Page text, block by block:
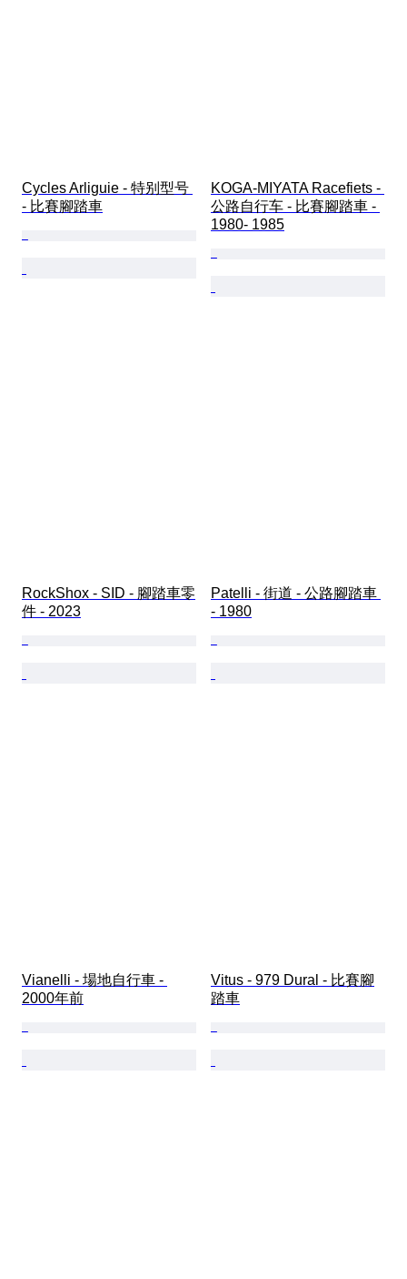
Cycles Arliguie - 特别型号
- 比賽腳踏車
KOGA-MIYATA Racefiets -
公路自行车 - 比賽腳踏車 -
1980- 1985
RockShox - SID - 腳踏車零
件 - 2023
Patelli - 街道 - 公路腳踏車
- 1980
Vianelli - 場地自行車 -
2000年前
Vitus - 979 Dural - 比賽腳
踏車